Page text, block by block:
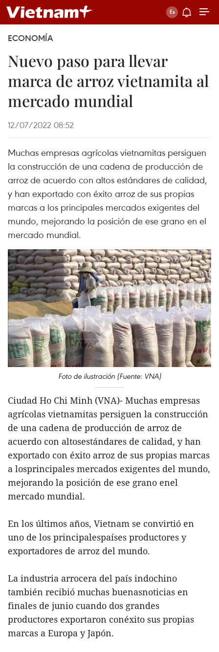
ECONOMÍA
Nuevo paso para llevar
marca de arroz vietnamita al
mercado mundial
12/07/2022 08:52
Muchas empresas agrícolas vietnamitas persiguen
la construcción de una cadena de producción de
arroz de acuerdo con altos estándares de calidad,
y han exportado con éxito arroz de sus propias
marcas a los principales mercados exigentes del
mundo, mejorando la posición de ese grano en el
mercado mundial.
Foto de ilustración (Fuente: VNA)
Ciudad Ho Chi Minh (VNA)- Muchas empresas
agrícolas vietnamitas persiguen la construcción
de una cadena de producción de arroz de
acuerdo con altosestándares de calidad, y han
exportado con éxito arroz de sus propias marcas
a losprincipales mercados exigentes del mundo,
mejorando la posición de ese grano enel
mercado mundial.
En los últimos años, Vietnam se convirtió en
uno de los principalespaíses productores y
exportadores de arroz del mundo.
La industria arrocera del país indochino
también recibió muchas buenasnoticias en
finales de junio cuando dos grandes
productores exportaron conéxito sus propias
marcas a Europa y Japón.